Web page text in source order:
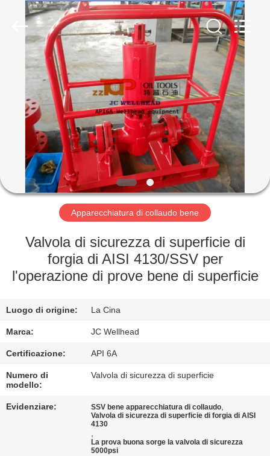
CASA
PRODOTTI
CIRCA
NOI
GIRO
FABBRICA
CONTROLLO
QUALITÀ
CONTATTICI
NOTIZIE
Apparecchiatura di collaudo bene
Valvola di sicurezza di superficie di
forgia di AISI 4130/SSV per
l'operazione di prove bene di superficie
Luogo di origine: La Cina
Marca: JC Wellhead
Certificazione: API 6A
Numero di
modello:
Valvola di sicurezza di superficie
Evidenziare: SSV bene apparecchiatura di collaudo,
Valvola di sicurezza di superficie di forgia di AISI
4130
,
La prova buona sorge la valvola di sicurezza
5000psi